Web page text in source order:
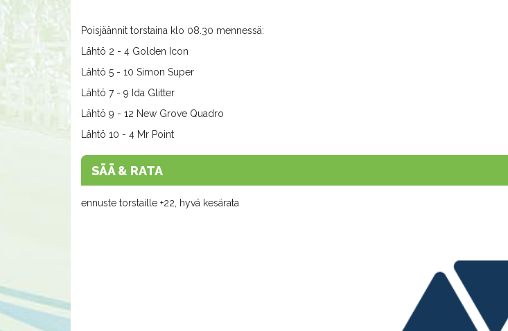
Poisjäännit torstaina klo 08.30 mennessä:
Lähtö 2 - 4 Golden Icon
Lähtö 5 - 10 Simon Super
Lähtö 7 - 9 Ida Glitter
Lähtö 9 - 12 New Grove Quadro
Lähtö 10 - 4 Mr Point
SÄÄ & RATA
ennuste torstaille +22, hyvä kesärata